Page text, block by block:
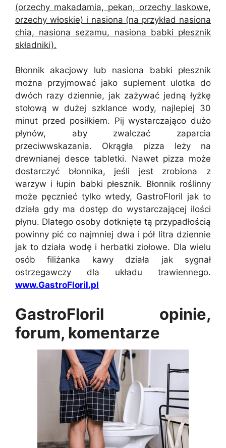
(orzechy makadamia, pekan, orzechy laskowe,
orzechy włoskie) i nasiona (na przykład nasiona
chia, nasiona sezamu, nasiona babki płesznik
składniki).
Błonnik akacjowy lub nasiona babki płesznik
można przyjmować jako suplement ulotka do
dwóch razy dziennie, jak zażywać jedną łyżkę
stołową w dużej szklance wody, najlepiej 30
minut przed posiłkiem. Pij wystarczająco dużo
płynów, aby zwalczać zaparcia
przeciwwskazania. Okrągła pizza leży na
drewnianej desce tabletki. Nawet pizza może
dostarczyć błonnika, jeśli jest zrobiona z
warzyw i łupin babki płesznik. Błonnik roślinny
może pęcznieć tylko wtedy, GastroFloril jak to
działa gdy ma dostęp do wystarczającej ilości
płynu. Dlatego osoby dotknięte tą przypadłością
powinny pić co najmniej dwa i pół litra dziennie
jak to działa wodę i herbatki ziołowe. Dla wielu
osób filiżanka kawy działa jak sygnał
ostrzegawczy dla układu trawiennego.
www.GastroFloril.pl
GastroFloril opinie,
forum, komentarze